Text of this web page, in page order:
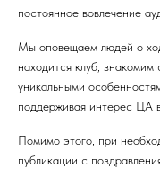
постоянное вовлечение
Мы оповещаем людей о
находится клуб,
уникальными
поддерживая интерес ЦА
Помимо этого, при
публикации с